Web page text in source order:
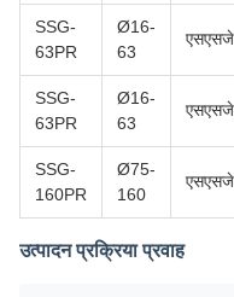
SSG-
63PR
Ø16-
63
SSG-
63PR
Ø16-
63
SSG-
160PR
Ø75-
160
उत्पादन प्रक्रिया प्रवाह